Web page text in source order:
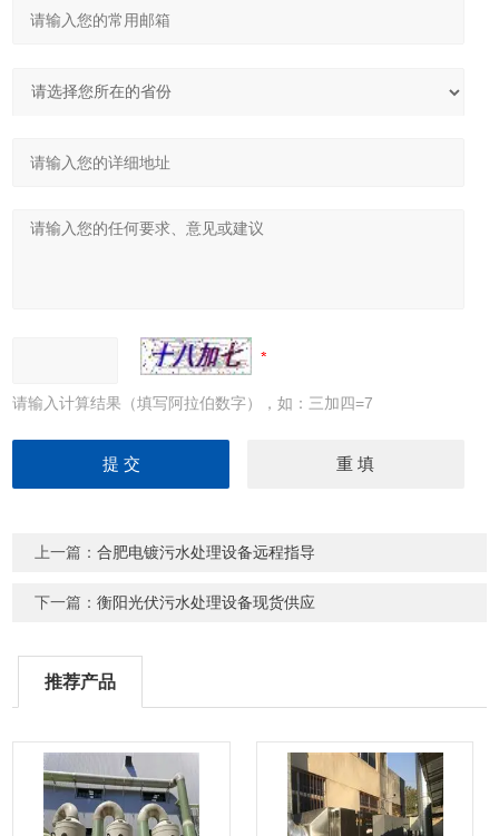
请输入计算结果（填写阿拉伯数字），如：三加四=7
上一篇：合肥电镀污水处理设备远程指导
下一篇：衡阳光伏污水处理设备现货供应
推荐产品